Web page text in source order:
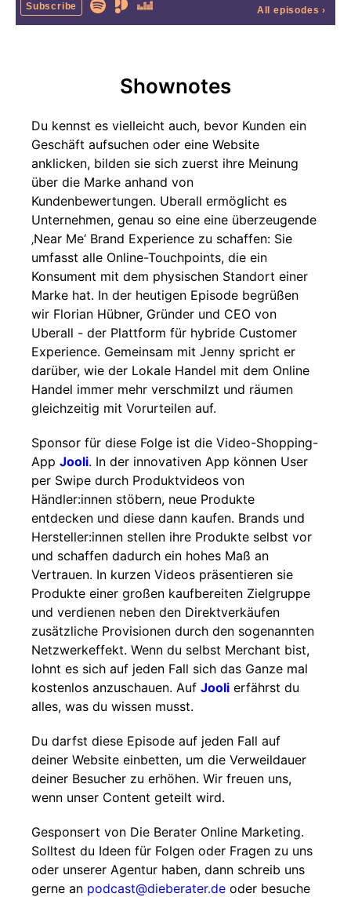
Subscribe All episodes ›
Shownotes
Du kennst es vielleicht auch, bevor Kunden ein
Geschäft aufsuchen oder eine Website
anklicken, bilden sie sich zuerst ihre Meinung
über die Marke anhand von
Kundenbewertungen. Uberall ermöglicht es
Unternehmen, genau so eine eine überzeugende
‚Near Me‘ Brand Experience zu schaffen: Sie
umfasst alle Online-Touchpoints, die ein
Konsument mit dem physischen Standort einer
Marke hat. In der heutigen Episode begrüßen
wir Florian Hübner, Gründer und CEO von
Uberall - der Plattform für hybride Customer
Experience. Gemeinsam mit Jenny spricht er
darüber, wie der Lokale Handel mit dem Online
Handel immer mehr verschmilzt und räumen
gleichzeitig mit Vorurteilen auf.
Sponsor für diese Folge ist die Video-Shopping-
App Jooli. In der innovativen App können User
per Swipe durch Produktvideos von
Händler:innen stöbern, neue Produkte
entdecken und diese dann kaufen. Brands und
Hersteller:innen stellen ihre Produkte selbst vor
und schaffen dadurch ein hohes Maß an
Vertrauen. In kurzen Videos präsentieren sie
Produkte einer großen kaufbereiten Zielgruppe
und verdienen neben den Direktverkäufen
zusätzliche Provisionen durch den sogenannten
Netzwerkeffekt. Wenn du selbst Merchant bist,
lohnt es sich auf jeden Fall sich das Ganze mal
kostenlos anzuschauen. Auf Jooli erfährst du
alles, was du wissen musst.
Du darfst diese Episode auf jeden Fall auf
deiner Website einbetten, um die Verweildauer
deiner Besucher zu erhöhen. Wir freuen uns,
wenn unser Content geteilt wird.
Gesponsert von Die Berater Online Marketing.
Solltest du Ideen für Folgen oder Fragen zu uns
oder unserer Agentur haben, dann schreib uns
gerne an podcast@dieberater.de oder besuche